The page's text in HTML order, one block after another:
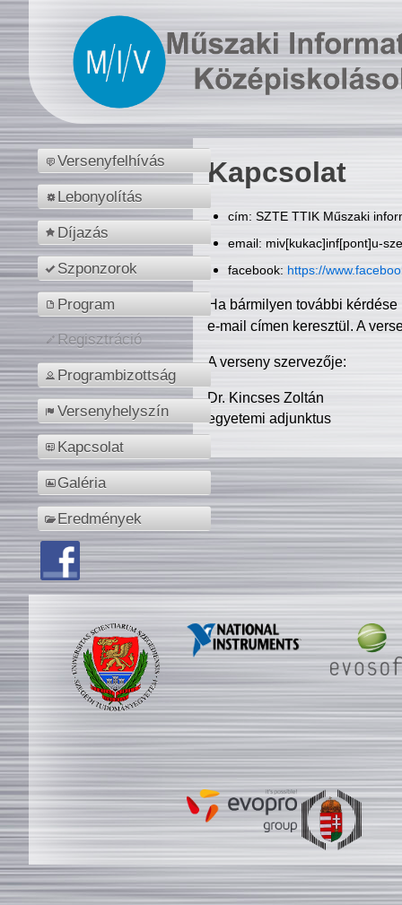
Versenyfelhívás
Lebonyolítás
Díjazás
Szponzorok
Program
Regisztráció
Programbizottság
Versenyhelyszín
Kapcsolat
Galéria
Eredmények
Kapcsolat
cím: SZTE TTIK Műszaki
email: miv[kukac]inf[pont]u-
facebook: https://
Ha bármilyen további
e-mail címen keresztül. A
A verseny szervezője:
Dr. Kincses Zoltán
egyetemi adjunktus